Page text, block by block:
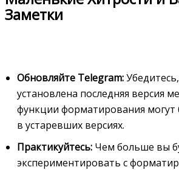
Заметки
Обновляйте Telegram:
установлена последняя версия
функции форматирования могут
в устаревших версиях.
Практикуйтесь: Чем больше вы
экспериментировать с